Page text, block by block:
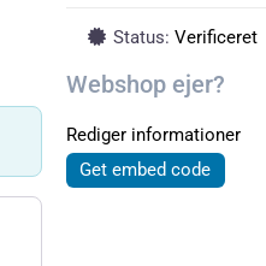
Status: Verificeret
Webshop ejer?
Rediger informationer
Get embed code